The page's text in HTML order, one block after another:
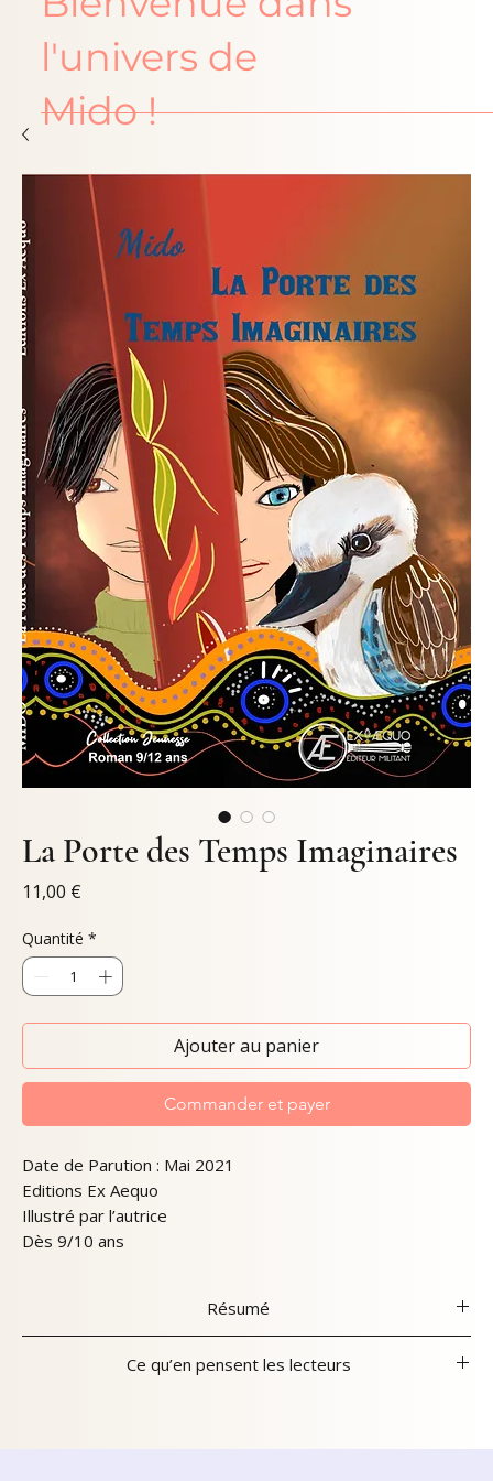
l'univers de
Mido !
La Porte des Temps Imaginaires
11,00 €
Quantité *
Ajouter au panier
Commander et payer
Date de Parution : Mai 2021
Editions Ex Aequo
Illustré par l’autrice
Dès 9/10 ans
Résumé
Parc. Mais cet après-midi-là, sa
Ce qu’en pensent les lecteurs